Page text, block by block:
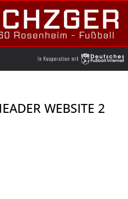
WEBSITE 2